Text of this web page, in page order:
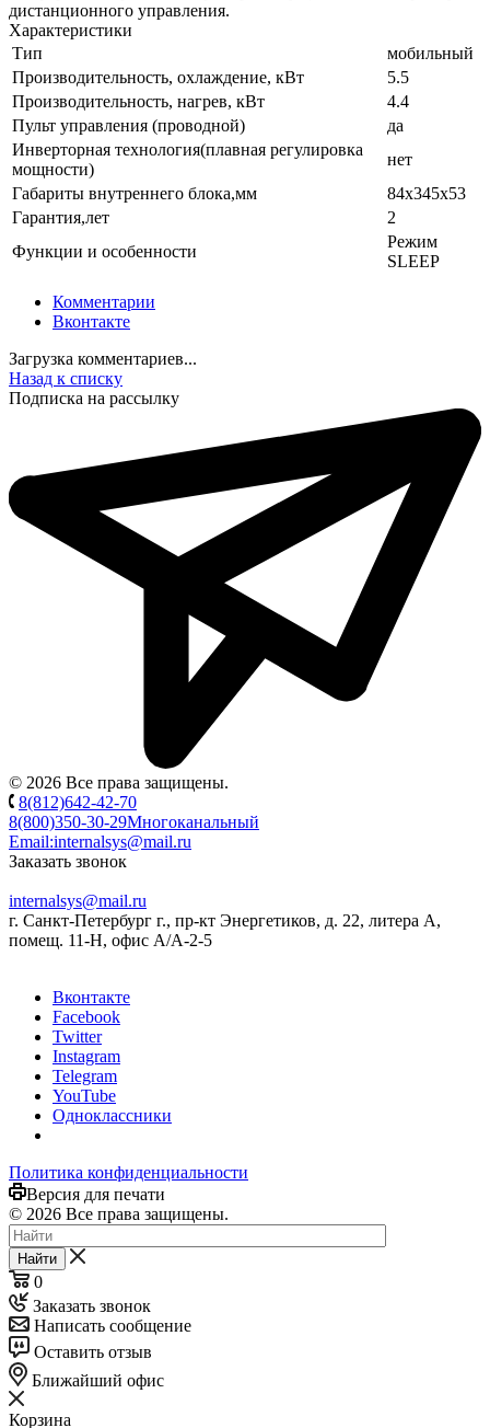
дистанционного управления.
Характеристики
Тип
мобильный
Производительность, охлаждение, кВт
5.5
Производительность, нагрев, кВт
4.4
Пульт управления (проводной)
да
Инверторная технология(плавная регулировка
мощности)
нет
Габариты внутреннего блока,мм
84x345x53
Гарантия,лет
2
Функции и особенности
Режим
SLEEP
Комментарии
Вконтакте
Загрузка комментариев...
Назад к списку
Подписка на рассылку
© 2026 Все права защищены.
8(812)642-42-70
8(800)350-30-29Многоканальный
Email:internalsys@mail.ru
Заказать звонок
internalsys@mail.ru
г. Санкт-Петербург г., пр-кт Энергетиков, д. 22, литера А,
помещ. 11-Н, офис А/А-2-5
Вконтакте
Facebook
Twitter
Instagram
Telegram
YouTube
Одноклассники
Политика конфиденциальности
Версия для печати
© 2026 Все права защищены.
Найти
0
Заказать звонок
Написать сообщение
Оставить отзыв
Ближайший офис
Корзина